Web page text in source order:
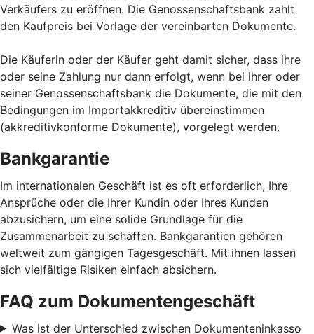
Verkäufers zu eröffnen. Die Genossenschaftsbank zahlt
den Kaufpreis bei Vorlage der vereinbarten Dokumente.
Die Käuferin oder der Käufer geht damit sicher, dass ihre
oder seine Zahlung nur dann erfolgt, wenn bei ihrer oder
seiner Genossenschaftsbank die Dokumente, die mit den
Bedingungen im Importakkreditiv übereinstimmen
(akkreditivkonforme Dokumente), vorgelegt werden.
Bankgarantie
Im internationalen Geschäft ist es oft erforderlich, Ihre
Ansprüche oder die Ihrer Kundin oder Ihres Kunden
abzusichern, um eine solide Grundlage für die
Zusammenarbeit zu schaffen. Bankgarantien gehören
weltweit zum gängigen Tagesgeschäft. Mit ihnen lassen
sich vielfältige Risiken einfach absichern.
FAQ zum Dokumentengeschäft
Was ist der Unterschied zwischen Dokumenteninkasso